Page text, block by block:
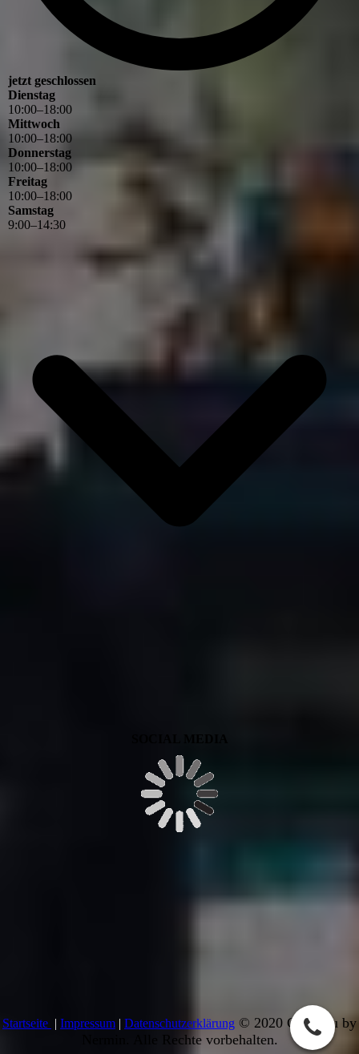
jetzt geschlossen
Dienstag
10:00–18:00
Mittwoch
10:00–18:00
Donnerstag
10:00–18:00
Freitag
10:00–18:00
Samstag
9:00–14:30
Startseite | Impressum | Datenschutzerklärung © 2020 Cut4You by
Nermin. Alle Rechte vorbehalten.